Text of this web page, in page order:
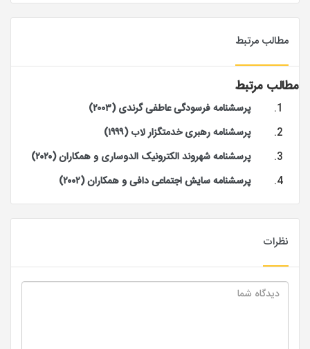
مطالب مرتبط
مطالب مرتبط
پرسشنامه فرسودگی عاطفی گرندی (۲۰۰۳)
پرسشنامه رهبری خدمتگزار لاب (۱۹۹۹)
پرسشنامه شهروند الکترونیک الدوساری و همکاران (۲۰۲۰)
پرسشنامه سایش اجتماعی دافی و همکاران (۲۰۰۲)
نظرات